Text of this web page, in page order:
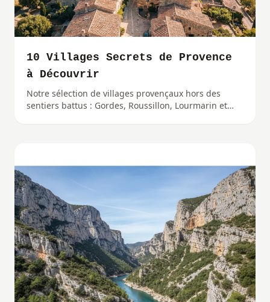
10 Villages Secrets de Provence
à Découvrir
Notre sélection de villages provençaux hors des
sentiers battus : Gordes, Roussillon, Lourmarin et